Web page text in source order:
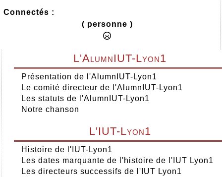
Connectés :
( personne )
L'AlumnIUT-Lyon1
Présentation de l'AlumnIUT-Lyon1
Le comité directeur de l'AlumnIUT-Lyon1
Les statuts de l'AlumnIUT-Lyon1
Notre chanson
L'IUT-Lyon1
Histoire de l'IUT-Lyon1
Les dates marquante de l'histoire de l'IUT Lyon1
Les directeurs successifs de l'IUT Lyon1